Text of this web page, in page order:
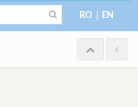
RO | EN